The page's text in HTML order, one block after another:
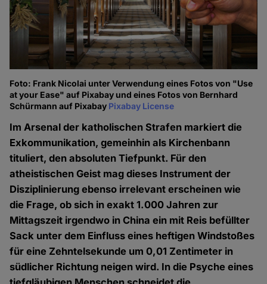
Foto: Frank Nicolai unter Verwendung eines Fotos von "Use
at your Ease" auf Pixabay und eines Fotos von Bernhard
Schürmann auf Pixabay Pixabay License
Im Arsenal der katholischen Strafen markiert die
Exkommunikation, gemeinhin als Kirchenbann
tituliert, den absoluten Tiefpunkt. Für den
atheistischen Geist mag dieses Instrument der
Disziplinierung ebenso irrelevant erscheinen wie
die Frage, ob sich in exakt 1.000 Jahren zur
Mittagszeit irgendwo in China ein mit Reis befüllter
Sack unter dem Einfluss eines heftigen Windstoßes
für eine Zehntelsekunde um 0,01 Zentimeter in
südlicher Richtung neigen wird. In die Psyche eines